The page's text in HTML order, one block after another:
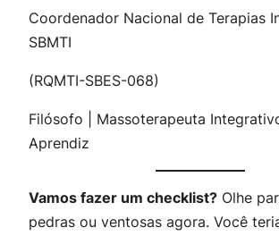
Coordenador Nacional de Terapias
SBMTI
(RQMTI-SBES-068)
Filósofo | Massoterapeuta
Aprendiz
Vamos fazer um checklist? Olhe
pedras ou ventosas agora. Você